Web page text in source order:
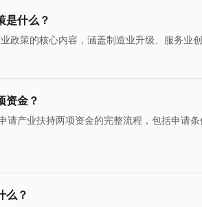
是什么？
政策的核心内容，涵盖制造业升级、服务业
资金？
请产业扶持两项资金的完整流程，包括申请
么？